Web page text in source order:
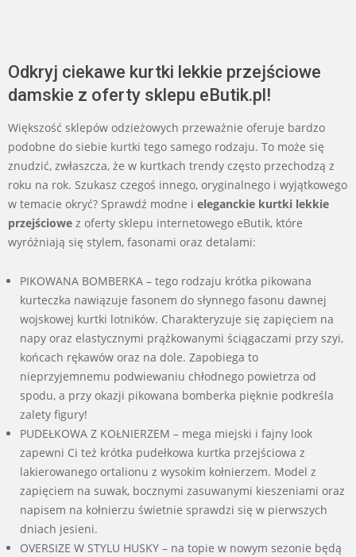
Odkryj ciekawe kurtki lekkie przejściowe
damskie z oferty sklepu eButik.pl!
Większość sklepów odzieżowych przeważnie oferuje bardzo
podobne do siebie kurtki tego samego rodzaju. To może się
znudzić, zwłaszcza, że w kurtkach trendy często przechodzą z
roku na rok. Szukasz czegoś innego, oryginalnego i wyjątkowego
w temacie okryć? Sprawdź modne i eleganckie kurtki lekkie
przejściowe z oferty sklepu internetowego eButik, które
wyróżniają się stylem, fasonami oraz detalami:
PIKOWANA BOMBERKA – tego rodzaju krótka pikowana
kurteczka nawiązuje fasonem do słynnego fasonu dawnej
wojskowej kurtki lotników. Charakteryzuje się zapięciem na
napy oraz elastycznymi prążkowanymi ściągaczami przy szyi,
końcach rękawów oraz na dole. Zapobiega to
nieprzyjemnemu podwiewaniu chłodnego powietrza od
spodu, a przy okazji pikowana bomberka pięknie podkreśla
zalety figury!
PUDEŁKOWA Z KOŁNIERZEM – mega miejski i fajny look
zapewni Ci też krótka pudełkowa kurtka przejściowa z
lakierowanego ortalionu z wysokim kołnierzem. Model z
zapięciem na suwak, bocznymi zasuwanymi kieszeniami oraz
napisem na kołnierzu świetnie sprawdzi się w pierwszych
dniach jesieni.
OVERSIZE W STYLU HUSKY – na topie w nowym sezonie będą